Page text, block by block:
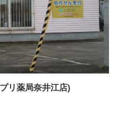
リ薬局奈井江店)